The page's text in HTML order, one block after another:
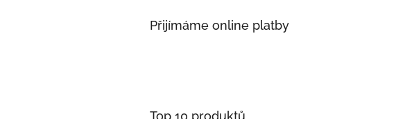
Přijímáme online platby